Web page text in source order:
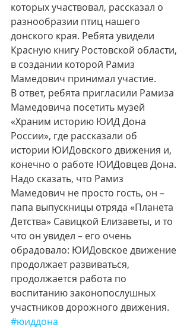
которых участвовал, рассказал о
разнообразии птиц нашего
донского края. Ребята увидели
Красную книгу Ростовской области,
в создании которой Рамиз
Мамедович принимал участие.
В ответ, ребята пригласили Рамиза
Мамедовича посетить музей
«Храним историю ЮИД Дона
России», где рассказали об
истории ЮИДовского движения и,
конечно о работе ЮИДовцев Дона.
Надо сказать, что Рамиз
Мамедович не просто гость, он –
папа выпускницы отряда «Планета
Детства» Савицкой Елизаветы, и то
что он увидел – его очень
обрадовало: ЮИДовское движение
продолжает развиваться,
продолжается работа по
воспитанию законопослушных
участников дорожного движения.
#юиддона